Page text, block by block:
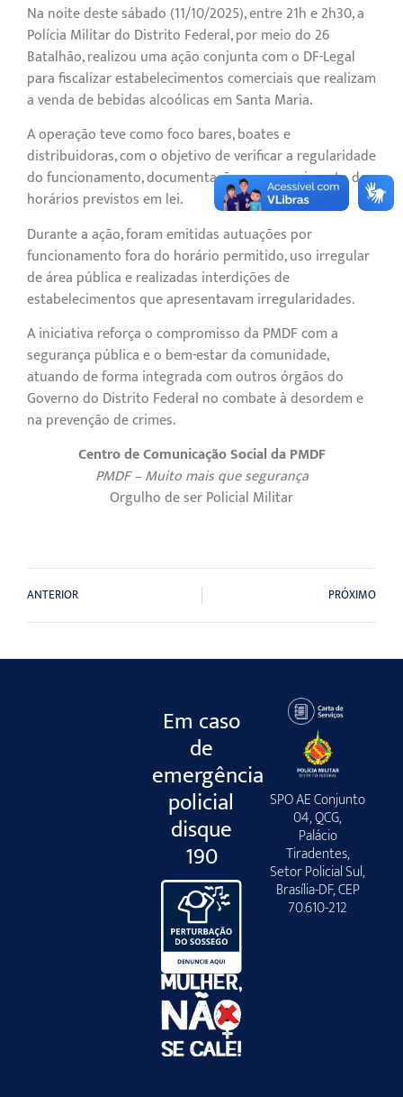
Na noite deste sábado (11/10/2025), entre 21h e 2h30, a
Polícia Militar do Distrito Federal, por meio do 26º
Batalhão, realizou uma ação conjunta com o DF-Legal
para fiscalizar estabelecimentos comerciais que realizam
a venda de bebidas alcoólicas em Santa Maria.
A operação teve como foco bares, boates e
distribuidoras, com o objetivo de verificar a regularidade
do funcionamento, documentação e o cumprimento dos
horários previstos em lei.
Durante a ação, foram emitidas autuações por
funcionamento fora do horário permitido, uso irregular
de área pública e realizadas interdições de
estabelecimentos que apresentavam irregularidades.
A iniciativa reforça o compromisso da PMDF com a
segurança pública e o bem-estar da comunidade,
atuando de forma integrada com outros órgãos do
Governo do Distrito Federal no combate à desordem e
na prevenção de crimes.
Centro de Comunicação Social da PMDF
PMDF – Muito mais que segurança
Orgulho de ser Policial Militar
ANTERIOR PRÓXIMO
Em caso
de
emergência
policial
disque
190
SPO AE Conjunto
04, QCG,
Palácio
Tiradentes,
Setor Policial Sul,
Brasília-DF, CEP
70.610-212